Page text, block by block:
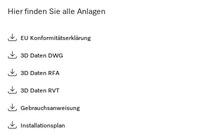
Hier finden Sie alle Anlagen
EU Konformitätserklärung
3D Daten DWG
3D Daten RFA
3D Daten RVT
Gebrauchsanweisung
Installationsplan